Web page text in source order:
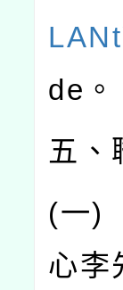
de 。
五、
(一)
心李